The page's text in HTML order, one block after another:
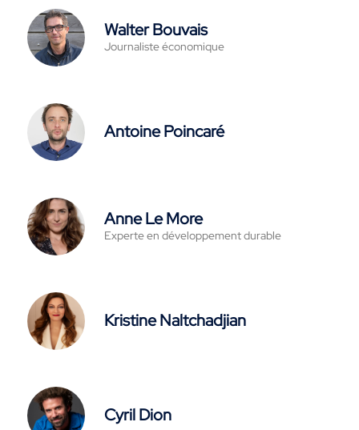
Walter Bouvais
Journaliste économique
Antoine Poincaré
Anne Le More
Experte en développement durable
Kristine Naltchadjian
Cyril Dion